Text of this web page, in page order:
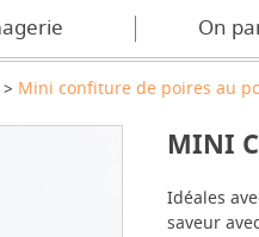
On
Mini confiture de poires au
MINI
Idéales
saveur